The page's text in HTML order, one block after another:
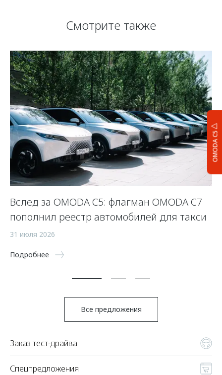
OMODA C5
Смотрите также
Вслед за OMODA C5: флагман OMODA C7
пополнил реестр автомобилей для такси
31 июля 2026
Подробнее
Все предложения
Заказ тест-драйва
Спецпредложения